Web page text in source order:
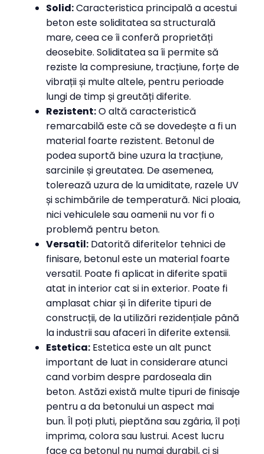
Solid:Caracteristica principală a acestui
beton este soliditatea sa structurală
mare, ceea ce îi conferă proprietăți
deosebite. Soliditatea sa îi permite să
reziste la compresiune, tracțiune, forțe de
vibrații și multe altele, pentru perioade
lungi de timp și greutăți diferite.
Rezistent:O altă caracteristică
remarcabilă este că se dovedește a fi un
material foarte rezistent. Betonul de
podea suportă bine uzura la tracțiune,
sarcinile și greutatea. De asemenea,
tolerează uzura de la umiditate, razele UV
și schimbările de temperatură. Nici ploaia,
nici vehiculele sau oamenii nu vor fi o
problemă pentru beton.
Versatil: Datorită diferitelor tehnici de
finisare, betonul este un material foarte
versatil. Poate fi aplicat in diferite spatii
atat in interior cat si in exterior. Poate fi
amplasat chiar și în diferite tipuri de
construcții, de la utilizări rezidențiale până
la industrii sau afaceri în diferite extensii.
Estetica: Estetica este un alt punct
important de luat in considerare atunci
cand vorbim despre pardoseala din
beton. Astăzi există multe tipuri de finisaje
pentru a da betonului un aspect mai
bun. Îl poți pluti, pieptăna sau zgâria, îl poți
imprima, colora sau lustrui. Acest lucru
face ca betonul nu numai durabil, ci și